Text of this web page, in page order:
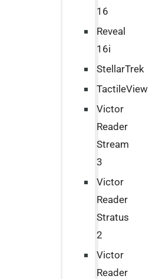
16
Reveal
16i
StellarTrek
TactileView
Victor
Reader
Stream
3
Victor
Reader
Stratus
2
Victor
Reader